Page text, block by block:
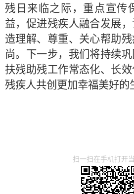
残日来临之际，重点宣传
益，促进残疾人融合发展
造理解、尊重、关心帮助
尚。下一步，我们将持续
扶残助残工作常态化、长
残疾人共创更加幸福美好的
扫一扫在手机打开